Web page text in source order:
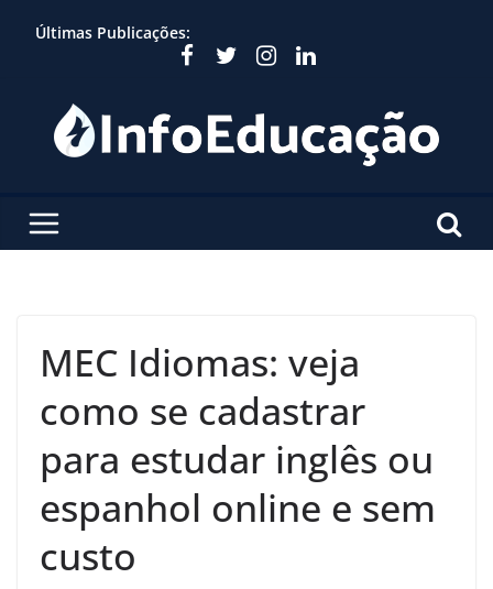
Últimas Publicações:
MEC Idiomas: veja
como se cadastrar
para estudar inglês ou
espanhol online e sem
custo